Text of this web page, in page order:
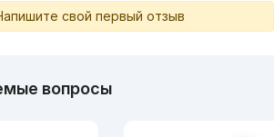
свой первый отзыв
вопросы